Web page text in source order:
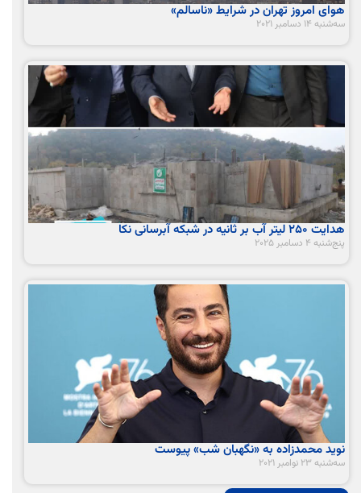
هوای امروز تهران در شرایط «ناسالم»
سه‌شنبه 14 دسامبر 2021
هدایت ۲۵۰ لیتر آب بر ثانیه در شبکه آبرسانی نکا
پنج‌شنبه 4 دسامبر 2025
نوید محمدزاده به «نگهبان شب» پیوست
سه‌شنبه 23 نوامبر 2021